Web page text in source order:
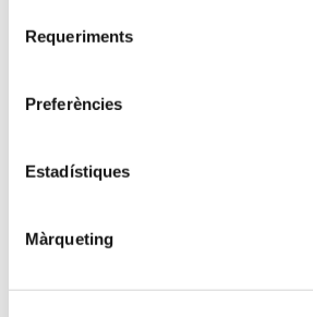
Requeriments
Preferències
Estadístiques
Màrqueting